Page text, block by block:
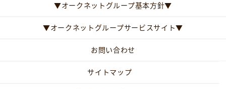
▼オークネットグループ基本方針▼
▼オークネットグループサービスサイト▼
お問い合わせ
サイトマップ